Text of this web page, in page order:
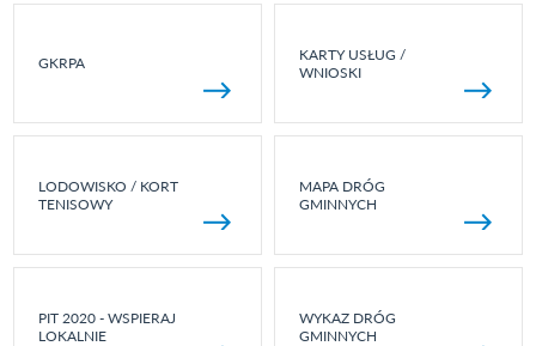
GKRPA
KARTY USŁUG /
WNIOSKI
LODOWISKO / KORT
TENISOWY
MAPA DRÓG
GMINNYCH
PIT 2020 - WSPIERAJ
LOKALNIE
WYKAZ DRÓG
GMINNYCH